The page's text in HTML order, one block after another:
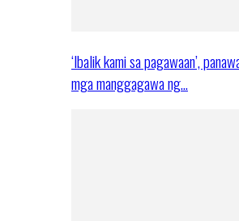
‘Ibalik kami sa pagawaan’,
mga manggagawa ng…